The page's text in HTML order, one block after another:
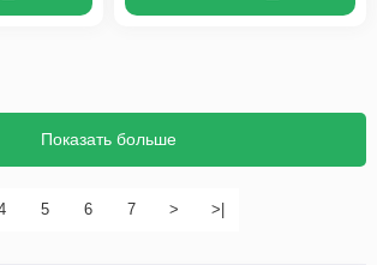
5 6 7 > >|
Показать больше